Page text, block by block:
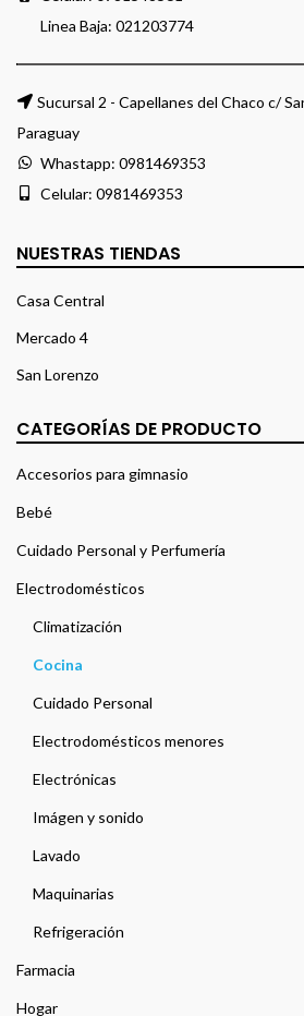
Linea Baja: 021203774
Sucursal 2 - Capellanes del Chaco c/
Paraguay
Whastapp: 0981469353
Celular: 0981469353
NUESTRAS TIENDAS
Casa Central
Mercado 4
San Lorenzo
CATEGORÍAS DE PRODUCTO
Accesorios para gimnasio
Bebé
Cuidado Personal y Perfumería
Electrodomésticos
Climatización
Cocina
Cuidado Personal
Electrodomésticos menores
Electrónicas
Imágen y sonido
Lavado
Maquinarias
Refrigeración
Farmacia
Hogar